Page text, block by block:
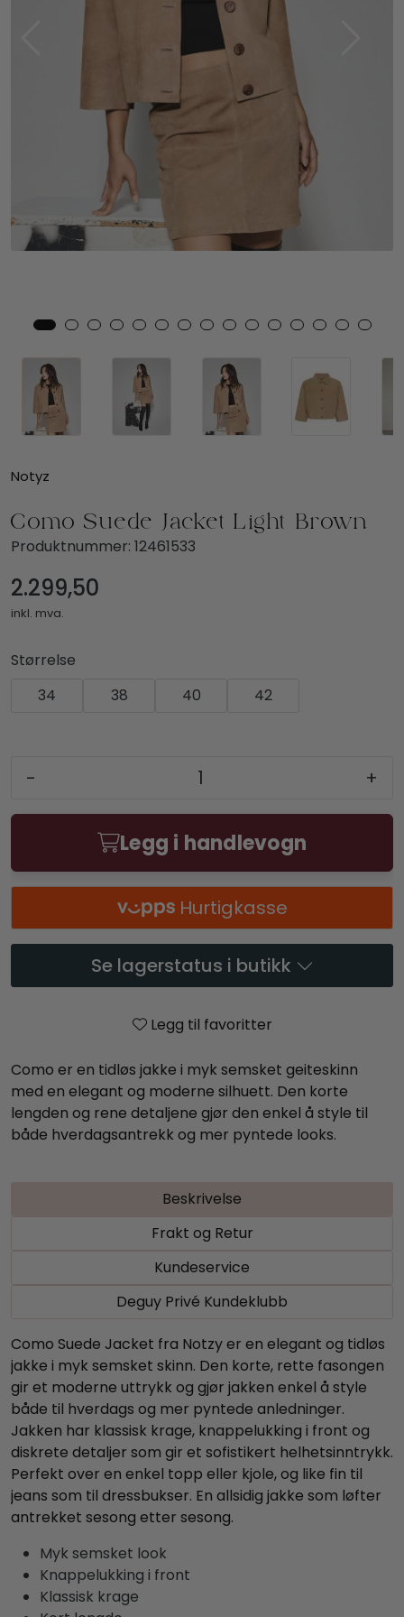
Notyz
Produktnummer: 12461533
2.299,50
inkl. mva.
Størrelse
34
38 40 42
- +
Legg i handlevogn
Hurtigkasse
Se lagerstatus i butikk
Legg til favoritter
Como er en tidløs jakke i myk semsket geiteskinn
med en elegant og moderne silhuett. Den korte
lengden og rene detaljene gjør den enkel å style til
både hverdagsantrekk og mer pyntede looks.
Beskrivelse
Frakt og Retur
Kundeservice
Deguy Privé Kundeklubb
Como Suede Jacket fra Notzy er en elegant og tidløs
jakke i myk semsket skinn. Den korte, rette fasongen
gir et moderne uttrykk og gjør jakken enkel å style
både til hverdags og mer pyntede anledninger.
Jakken har klassisk krage, knappelukking i front og
diskrete detaljer som gir et sofistikert helhetsinntrykk.
Perfekt over en enkel topp eller kjole, og like fin til
jeans som til dressbukser. En allsidig jakke som løfter
antrekket sesong etter sesong.
Myk semsket look
Knappelukking i front
Klassisk krage
SALG